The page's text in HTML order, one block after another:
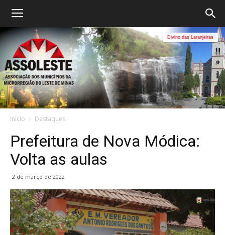
Divino das Laranjeiras
Início Destaques
Prefeitura de Nova Módica:
Volta as aulas
2 de março de 2022